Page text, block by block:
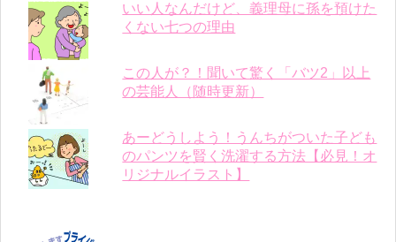
いい人なんだけど、義理母に孫を預けた
くない七つの理由
この人が？！聞いて驚く「バツ2」以上
の芸能人（随時更新）
あーどうしよう！うんちがついた子ども
のパンツを賢く洗濯する方法【必見！オ
リジナルイラスト】